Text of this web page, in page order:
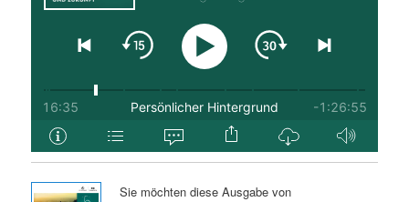
Sie möchten diese Ausgabe von